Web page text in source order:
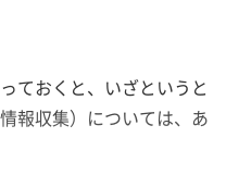
ておくと、いざというと
報収集）については、あ